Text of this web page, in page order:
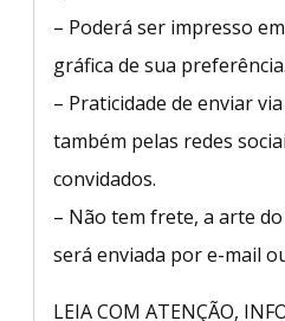
– Poderá ser impresso
gráfica de sua preferência.
– Praticidade de enviar
também pelas redes
convidados.
– Não tem frete, a arte
será enviada por e-mail
LEIA COM ATENÇÃO,